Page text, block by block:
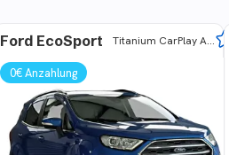
Ford EcoSport Titanium CarPlay Android RF-Cam AHK PDC
0€ Anzahlung